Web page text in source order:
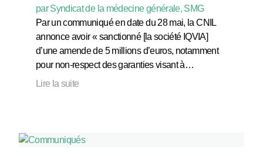
par Syndicat de la médecine générale, SMG
Par un communiqué en date du 28 mai, la CNIL
annonce avoir « sanctionné [la société IQVIA]
d’une amende de 5 millions d’euros, notamment
pour non-respect des garanties visant à…
Lire la suite